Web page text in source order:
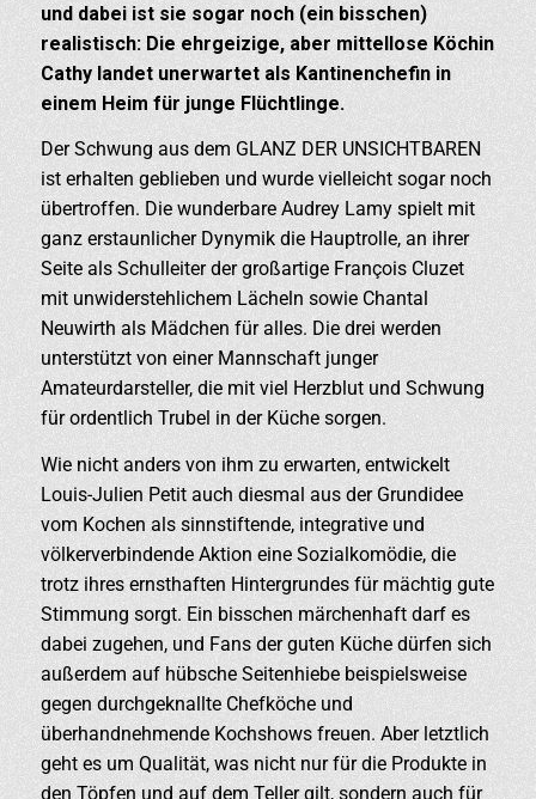
und dabei ist sie sogar noch (ein bisschen)
realistisch: Die ehrgeizige, aber mittellose Köchin
Cathy landet unerwartet als Kantinenchefin in
einem Heim für junge Flüchtlinge.
Der Schwung aus dem GLANZ DER UNSICHTBAREN
ist erhalten geblieben und wurde vielleicht sogar noch
übertroffen. Die wunderbare Audrey Lamy spielt mit
ganz erstaunlicher Dynymik die Hauptrolle, an ihrer
Seite als Schulleiter der großartige François Cluzet
mit unwiderstehlichem Lächeln sowie Chantal
Neuwirth als Mädchen für alles. Die drei werden
unterstützt von einer Mannschaft junger
Amateurdarsteller, die mit viel Herzblut und Schwung
für ordentlich Trubel in der Küche sorgen.
Wie nicht anders von ihm zu erwarten, entwickelt
Louis-Julien Petit auch diesmal aus der Grundidee
vom Kochen als sinnstiftende, integrative und
völkerverbindende Aktion eine Sozialkomödie, die
trotz ihres ernsthaften Hintergrundes für mächtig gute
Stimmung sorgt. Ein bisschen märchenhaft darf es
dabei zugehen, und Fans der guten Küche dürfen sich
außerdem auf hübsche Seitenhiebe beispielsweise
gegen durchgeknallte Chefköche und
überhandnehmende Kochshows freuen. Aber letztlich
geht es um Qualität, was nicht nur für die Produkte in
den Töpfen und auf dem Teller gilt, sondern auch für